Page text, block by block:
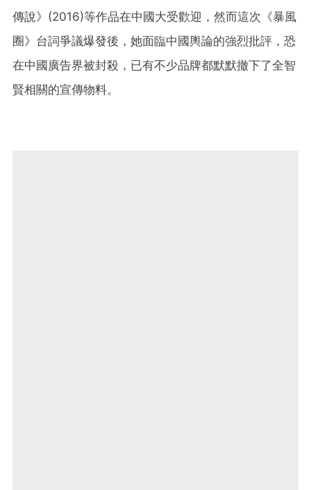
傳說》(2016)等作品在中國大受歡迎，然而這次《暴風
圈》台詞爭議爆發後，她面臨中國輿論的強烈批評，恐
在中國廣告界被封殺，已有不少品牌都默默撤下了全智
賢相關的宣傳物料。